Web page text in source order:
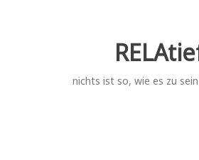
nichts ist so, wie es zu sein